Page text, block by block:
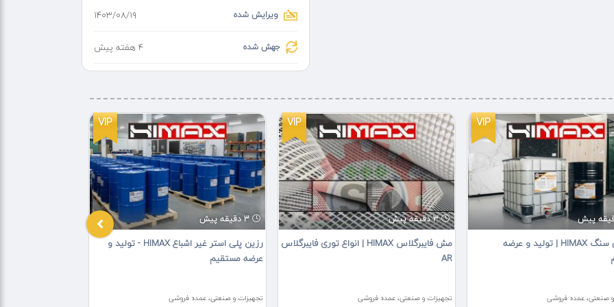
ویرایش شده ۱۴۰۳/۰۸/۱۹
جهش شده 4 هفته پیش
VIP
3 دقیقه پیش
رزین پلی استر غیر اشباع HIMAX - تولید و
عرضه مستقیم
تجهیزات و صنعتی، عمده فروشی
VIP
3 دقیقه پیش
مش فایبرگلاس HIMAX | انواع توری فایبرگلاس
AR
تجهیزات و صنعتی، عمده فروشی
VIP
اپوکسی سنگ HIMAX | تولید و عرضه
صنعتی، عمده فروشی